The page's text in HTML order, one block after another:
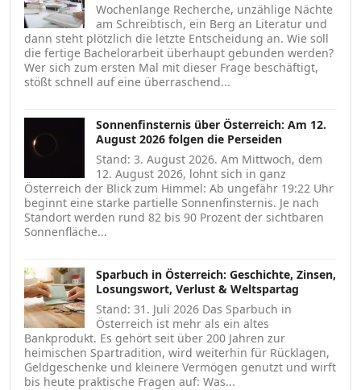
Wochenlange Recherche, unzählige Nächte
am Schreibtisch, ein Berg an Literatur und
dann steht plötzlich die letzte Entscheidung an. Wie soll
die fertige Bachelorarbeit überhaupt gebunden werden?
Wer sich zum ersten Mal mit dieser Frage beschäftigt,
stößt schnell auf eine überraschend...
Sonnenfinsternis über Österreich: Am 12.
August 2026 folgen die Perseiden
Stand: 3. August 2026. Am Mittwoch, dem
12. August 2026, lohnt sich in ganz
Österreich der Blick zum Himmel: Ab ungefähr 19:22 Uhr
beginnt eine starke partielle Sonnenfinsternis. Je nach
Standort werden rund 82 bis 90 Prozent der sichtbaren
Sonnenfläche...
Sparbuch in Österreich: Geschichte, Zinsen,
Losungswort, Verlust & Weltspartag
Stand: 31. Juli 2026 Das Sparbuch in
Österreich ist mehr als ein altes
Bankprodukt. Es gehört seit über 200 Jahren zur
heimischen Spartradition, wird weiterhin für Rücklagen,
Geldgeschenke und kleinere Vermögen genutzt und wirft
bis heute praktische Fragen auf: Was...